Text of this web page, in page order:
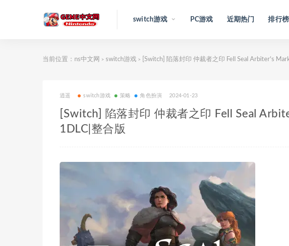
switch游戏 PC游戏 近期热门 排行榜
当前位置： ns中文网 > switch游戏 > [Switch] 陷落封印 仲裁者之印 Fell Seal Arbiter's
逍遥 switch游戏 策略 角色扮演 2024-01-23
[Switch] 陷落封印 仲裁者之印 Fell Seal
1DLC|整合版